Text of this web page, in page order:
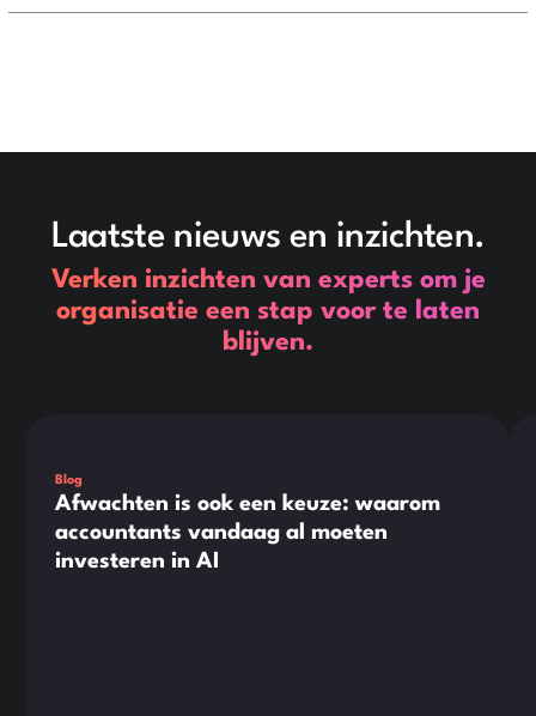
Laatste nieuws en inzichten.
Verken inzichten van experts om je
organisatie een stap voor te laten
blijven.
Blog
Afwachten is ook een keuze: waarom
accountants vandaag al moeten
investeren in AI